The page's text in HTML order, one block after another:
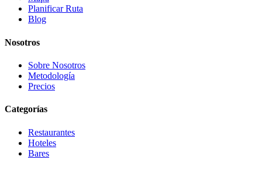
Planificar Ruta
Blog
Nosotros
Sobre Nosotros
Metodología
Precios
Categorías
Restaurantes
Hoteles
Bares